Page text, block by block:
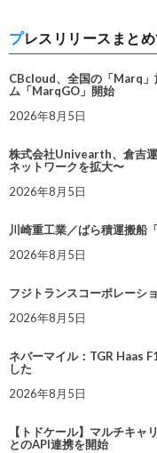
プレスリリースまと
CBcloud、全国の「Marq」
ム「MarqGO」開始
2026年8月5日
株式会社Univearth、倉吉
ネットワークを拡大〜
2026年8月5日
川崎重工業／ばら積運搬船
2026年8月5日
フジトランスコーポレーシ
2026年8月5日
ネバーマイル：TGR Haas
した
2026年8月5日
【トドケール】マルチキ
とのAPI連携を開始